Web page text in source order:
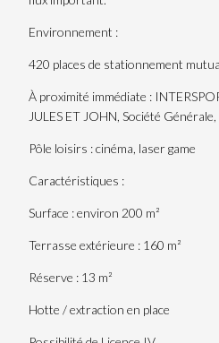
Environnement :
420 places de stationnement
À proximité immédiate :
JULES ET JOHN, Société
Pôle loisirs : cinéma, laser game
Caractéristiques :
Surface : environ 200 m²
Terrasse extérieure : 160 m²
Réserve : 13 m²
Hotte / extraction en place